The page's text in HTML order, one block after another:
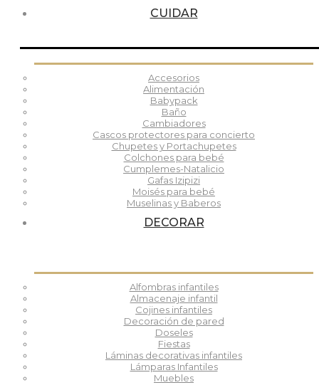
CUIDAR
Accesorios
Alimentación
Babypack
Baño
Cambiadores
Cascos protectores para concierto
Chupetes y Portachupetes
Colchones para bebé
Cumplemes-Natalicio
Gafas Izipizi
Moisés para bebé
Muselinas y Baberos
DECORAR
Alfombras infantiles
Almacenaje infantil
Cojines infantiles
Decoración de pared
Doseles
Fiestas
Láminas decorativas infantiles
Lámparas Infantiles
Muebles